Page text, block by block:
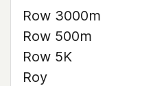
Row 3000m
Row 500m
Row 5K
Roy